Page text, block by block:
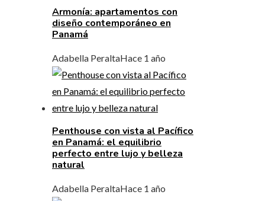
Armonía: apartamentos con
diseño contemporáneo en
Panamá
Adabella PeraltaHace 1 año
Penthouse con vista al Pacífico
en Panamá: el equilibrio
perfecto entre lujo y belleza
natural
Adabella PeraltaHace 1 año